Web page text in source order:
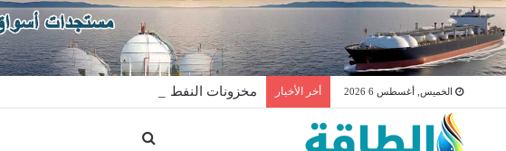
الخميس, أغسطس 6 2026 أخر الأخبار مخزونات النفط الأميركية ترتفع 2.5 مليون برميل عكس التوقعات